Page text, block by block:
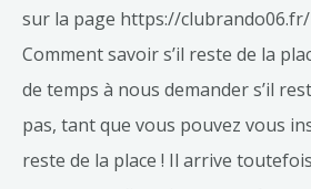
sur la page https://
Comment savoir s’il reste de la
de temps à nous demander s’il
pas, tant que vous pouvez vous
reste de la place ! Il arrive